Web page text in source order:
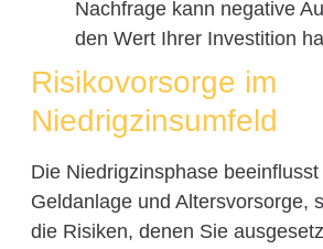
Nachfrage kann negative
den Wert Ihrer Investition
Risikovorsorge im
Niedrigzinsumfeld
Die Niedrigzinsphase
Geldanlage und Altersvorsorge,
die Risiken, denen Sie